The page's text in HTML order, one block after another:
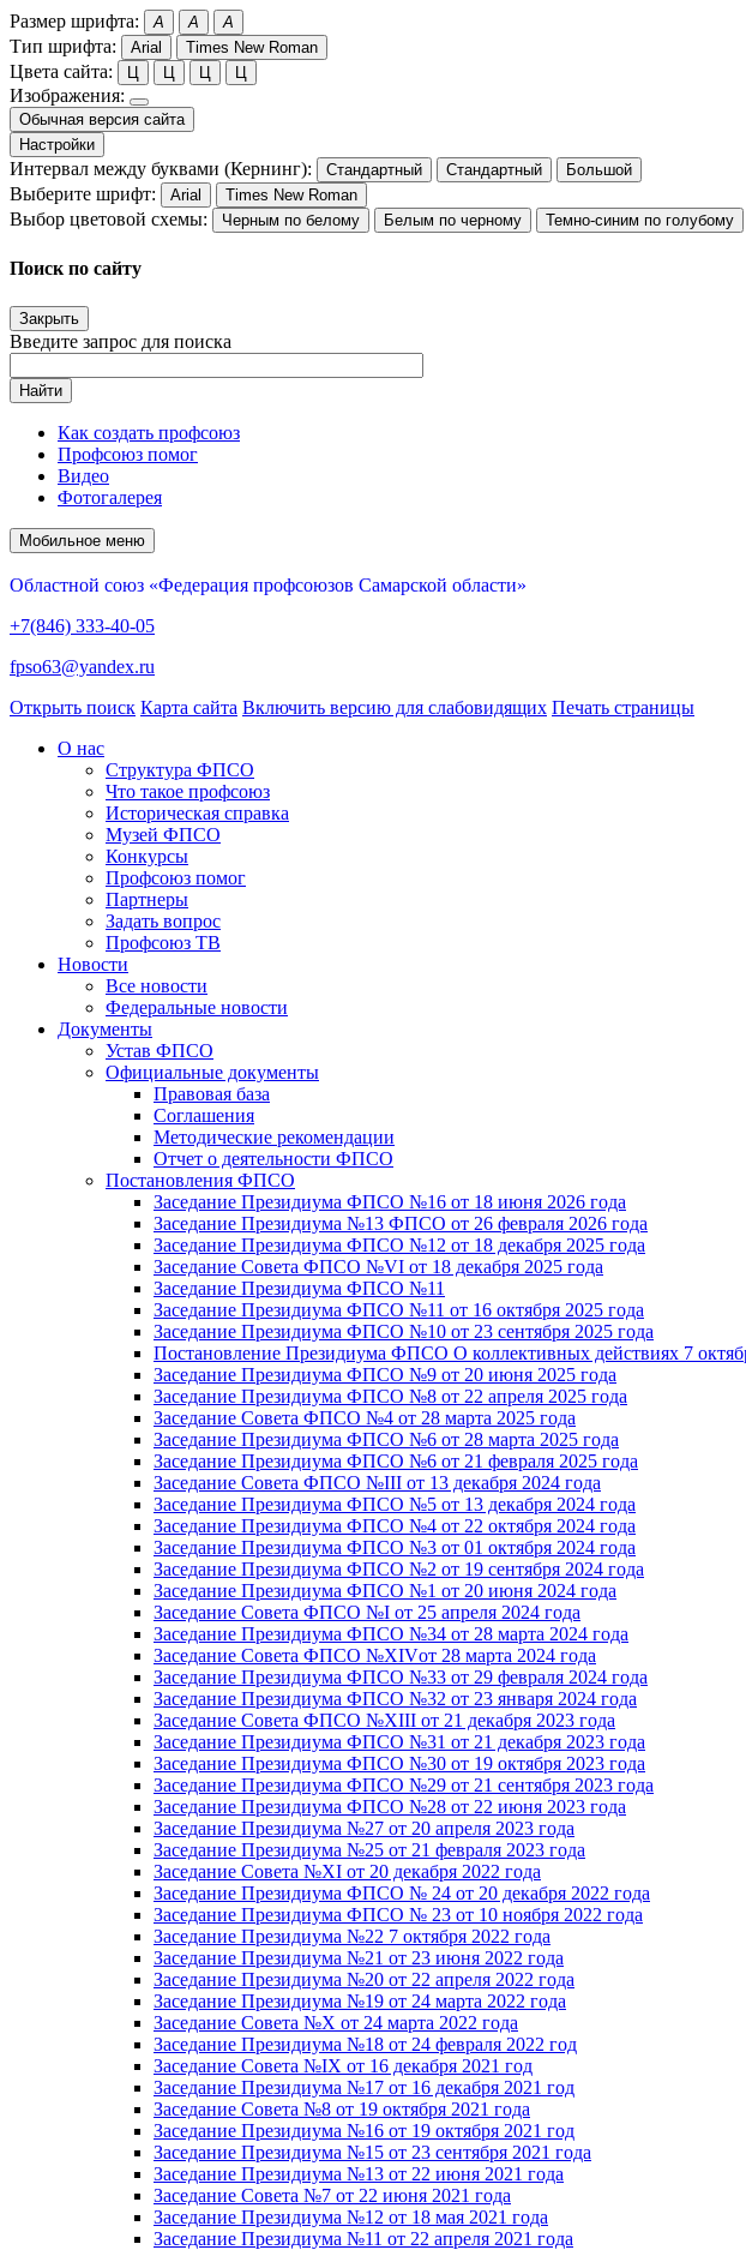
Размер шрифта: A A A
Тип шрифта: Arial Times New Roman
Цвета сайта: Ц Ц Ц Ц
Изображения:
Обычная версия сайта
Настройки
Интервал между буквами (Кернинг): Стандартный Стандартный Большой
Выберите шрифт: Arial Times New Roman
Выбор цветовой схемы: Черным по белому Белым по черному Темно-синим по голубому
Поиск по сайту
Закрыть
Введите запрос для поиска
Найти
Как создать профсоюз
Профсоюз помог
Видео
Фотогалерея
Мобильное меню
Областной союз «Федерация профсоюзов Самарской области»
+7(846) 333-40-05
fpso63@yandex.ru
Открыть поиск Карта сайта Включить версию для слабовидящих Печать страницы
О нас
Структура ФПСО
Что такое профсоюз
Историческая справка
Музей ФПСО
Конкурсы
Профсоюз помог
Партнеры
Задать вопрос
Профсоюз ТВ
Новости
Все новости
Федеральные новости
Документы
Устав ФПСО
Официальные документы
Правовая база
Соглашения
Методические рекомендации
Отчет о деятельности ФПСО
Постановления ФПСО
Заседание Президиума ФПСО №16 от 18 июня 2026 года
Заседание Президиума №13 ФПСО от 26 февраля 2026 года
Заседание Президиума ФПСО №12 от 18 декабря 2025 года
Заседание Совета ФПСО №VI от 18 декабря 2025 года
Заседание Президиума ФПСО №11
Заседание Президиума ФПСО №11 от 16 октября 2025 года
Заседание Президиума ФПСО №10 от 23 сентября 2025 года
Постановление Президиума ФПСО О коллективных действиях 7
Заседание Президиума ФПСО №9 от 20 июня 2025 года
Заседание Президиума ФПСО №8 от 22 апреля 2025 года
Заседание Совета ФПСО №4 от 28 марта 2025 года
Заседание Президиума ФПСО №6 от 28 марта 2025 года
Заседание Президиума ФПСО №6 от 21 февраля 2025 года
Заседание Совета ФПСО №III от 13 декабря 2024 года
Заседание Президиума ФПСО №5 от 13 декабря 2024 года
Заседание Президиума ФПСО №4 от 22 октября 2024 года
Заседание Президиума ФПСО №3 от 01 октября 2024 года
Заседание Президиума ФПСО №2 от 19 сентября 2024 года
Заседание Президиума ФПСО №1 от 20 июня 2024 года
Заседание Совета ФПСО №I от 25 апреля 2024 года
Заседание Президиума ФПСО №34 от 28 марта 2024 года
Заседание Совета ФПСО №XIVот 28 марта 2024 года
Заседание Президиума ФПСО №33 от 29 февраля 2024 года
Заседание Президиума ФПСО №32 от 23 января 2024 года
Заседание Совета ФПСО №XIII от 21 декабря 2023 года
Заседание Президиума ФПСО №31 от 21 декабря 2023 года
Заседание Президиума ФПСО №30 от 19 октября 2023 года
Заседание Президиума ФПСО №29 от 21 сентября 2023 года
Заседание Президиума ФПСО №28 от 22 июня 2023 года
Заседание Президиума №27 от 20 апреля 2023 года
Заседание Президиума №25 от 21 февраля 2023 года
Заседание Совета №XI от 20 декабря 2022 года
Заседание Президиума ФПСО № 24 от 20 декабря 2022 года
Заседание Президиума ФПСО № 23 от 10 ноября 2022 года
Заседание Президиума №22 7 октября 2022 года
Заседание Президиума №21 от 23 июня 2022 года
Заседание Президиума №20 от 22 апреля 2022 года
Заседание Президиума №19 от 24 марта 2022 года
Заседание Совета №X от 24 марта 2022 года
Заседание Президиума №18 от 24 февраля 2022 год
Заседание Совета №IX от 16 декабря 2021 год
Заседание Президиума №17 от 16 декабря 2021 год
Заседание Совета №8 от 19 октября 2021 года
Заседание Президиума №16 от 19 октября 2021 год
Заседание Президиума №15 от 23 сентября 2021 года
Заседание Президиума №13 от 22 июня 2021 года
Заседание Совета №7 от 22 июня 2021 года
Заседание Президиума №12 от 18 мая 2021 года
Заседание Президиума №11 от 22 апреля 2021 года